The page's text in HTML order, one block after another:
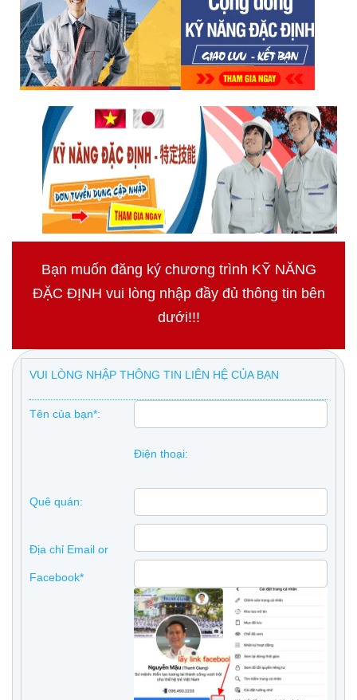
Bạn muốn đăng ký chương trình KỸ NĂNG
ĐẶC ĐỊNH vui lòng nhập đầy đủ thông tin bên
dưới!!!
VUI LÒNG NHẬP THÔNG TIN LIÊN HỆ CỦA BẠN
Tên của bạn*:
Điện thoại:
Quê quán:
Địa chỉ Email or
Facebook*